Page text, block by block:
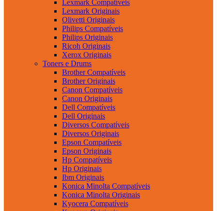
Lexmark Compatíveis
Lexmark Originais
Olivetti Originais
Philips Compatíveis
Philips Originais
Ricoh Originais
Xerox Originais
Toners e Drums
Brother Compatíveis
Brother Originais
Canon Compatíveis
Canon Originais
Dell Compatíveis
Dell Originais
Diversos Compatíveis
Diversos Originais
Epson Compatíveis
Epson Originais
Hp Compatíveis
Hp Originais
Ibm Originais
Konica Minolta Compatíveis
Konica Minolta Originais
Kyocera Compatíveis